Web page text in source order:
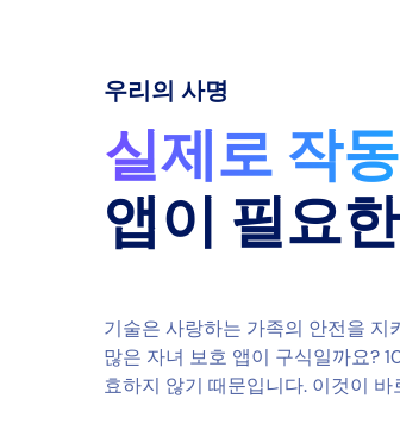
우리의 사명
실제로 작
앱이 필요
기술은 사랑하는 가족의 안전을 지
많은 자녀 보호 앱이 구식일까요?
효하지 않기 때문입니다. 이것이